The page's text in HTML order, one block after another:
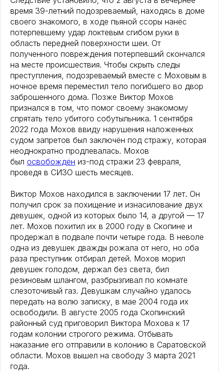
время 39-летний подозреваемый, находясь в доме
своего знакомого, в ходе пьяной ссоры нанёс
потерпевшему удар локтевым сгибом руки в
область передней поверхности шеи. От
полученного повреждения потерпевший скончался
на месте происшествия. Чтобы скрыть следы
преступления, подозреваемый вместе с Моховым в
ночное время переместил тело погибшего во двор
заброшенного дома. Позже Виктор Мохов
признался в том, что помог своему знакомому
спрятать тело убитого собутыльника. 1 сентября
2022 года Мохов ввиду нарушения наложенных
судом запретов был заключён под стражу, которая
неоднократно продлевалась. Мохов
был освобождён из-под стражи 23 февраля,
проведя в СИЗО шесть месяцев.
Виктор Мохов находился в заключении 17 лет. Он
получил срок за похищение и изнасилование двух
девушек, одной из которых было 14, а другой — 17
лет. Мохов похитил их в 2000 году в Скопине и
продержал в подвале почти четыре года. В неволе
одна из девушек дважды рожала от него, но оба
раза преступник отбирал детей. Мохов морил
девушек голодом, держал без света, бил
резиновым шлангом, разбрызгивал по комнате
слезоточивый газ. Девушкам случайно удалось
передать на волю записку, в мае 2004 года их
освободили. В августе 2005 года Скопинский
районный суд приговорил Виктора Мохова к 17
годам колонии строгого режима. Отбывать
наказание его отправили в колонию в Саратовской
области. Мохов вышел на свободу 3 марта 2021
года.